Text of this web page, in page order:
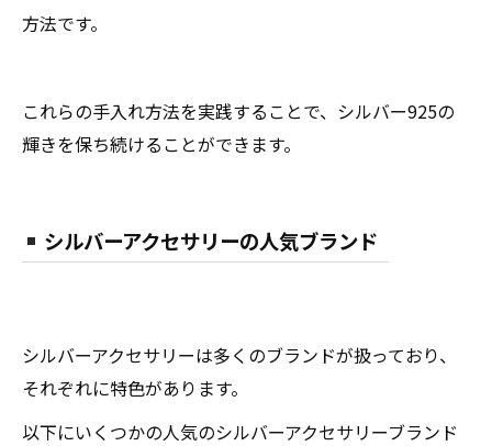
方法です。
これらの手入れ方法を実践することで、シルバー925の
輝きを保ち続けることができます。
シルバーアクセサリーの人気ブランド
シルバーアクセサリーは多くのブランドが扱っており、
それぞれに特色があります。
以下にいくつかの人気のシルバーアクセサリーブランド